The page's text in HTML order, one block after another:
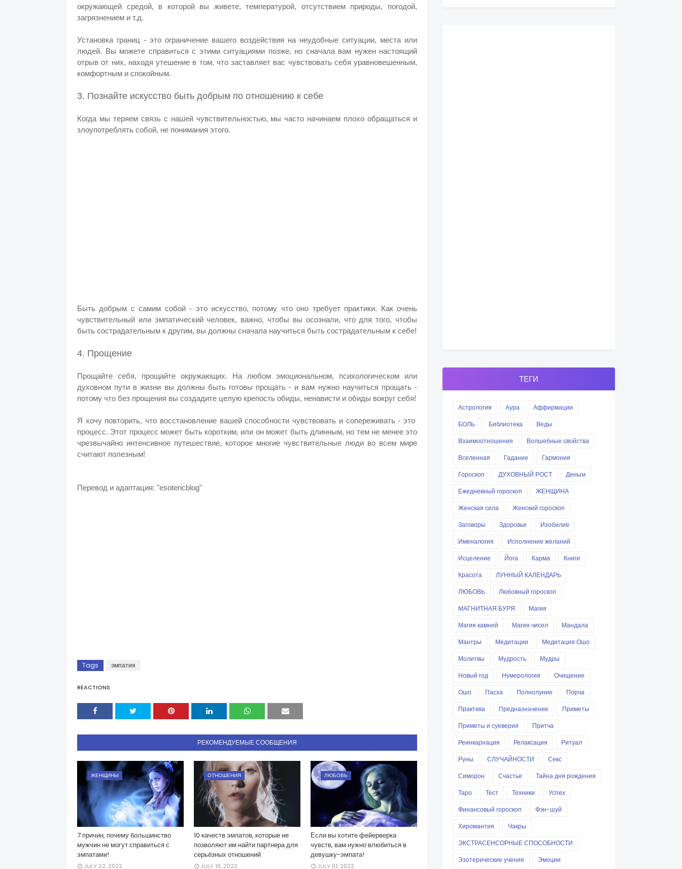
окружающей средой, в которой вы живете, температурой, отсутствием природы, погодой,
загрязнением и т.д.
Установка границ - это ограничение вашего воздействия на неудобные ситуации, места или
людей. Вы можете справиться с этими ситуациями позже, но сначала вам нужен настоящий
отрыв от них, находя утешение в том, что заставляет вас чувствовать себя уравновешенным,
комфортным и спокойным.
3. Познайте искусство быть добрым по отношению к себе
Когда мы теряем связь с нашей чувствительностью, мы часто начинаем плохо обращаться и
злоупотреблять собой, не понимания этого.
Быть добрым с самим собой - это искусство, потому что оно требует практики. Как очень
чувствительный или эмпатический человек, важно, чтобы вы осознали, что для того, чтобы
быть сострадательным к другим, вы должны сначала научиться быть сострадательным к себе!
4. Прощение
Прощайте себя, прощайте окружающих. На любом эмоциональном, психологическом или
духовном пути в жизни вы должны быть готовы прощать - и вам нужно научиться прощать -
потому что без прощения вы создадите целую крепость обиды, ненависти и обиды вокруг себя!
Я хочу повторить, что восстановление вашей способности чувствовать и сопереживать - это
процесс. Этот процесс может быть коротким, или он может быть длинным, но тем не менее это
чрезвычайно интенсивное путешествие, которое многие чувствительные люди во всем мире
считают полезным!
Перевод и адаптация: "esotericblog"
Tags эмпатия
REACTIONS
РЕКОМЕНДУЕМЫЕ СООБЩЕНИЯ
ЖЕНЩИНЫ
7 причин, почему большинство
мужчин не могут справиться с
эмпатами!
JULY 22, 2022
ОТНОШЕНИЯ
10 качеств эмпатов, которые не
позволяют им найти партнера для
серьёзных отношений
JULY 10, 2022
ЛЮБОВЬ
Если вы хотите фейерверка
чувств, вам нужно влюбиться в
девушку-эмпата!
JULY 01, 2022
ТЕГИ
Астрология Аура
Аффирмации
БОЛЬ
Библиотека
Веды
Взаимоотношения
Волшебные свойства
Вселенная
Гадание
Гармония
Гороскоп
ДУХОВНЫЙ РОСТ
Деньги
Ежедневный гороскоп
ЖЕНЩИНА
Женская сила
Женский гороскоп
Заговоры
Здоровье
Изобилие
Именалогия
Исполнение желаний
Исцеление
Йога Карма
Книги
Красота
ЛУННЫЙ КАЛЕНДАРЬ
ЛЮБОВЬ
Любовный гороскоп
МАГНИТНАЯ БУРЯ
Магия
Магия камней
Магия чисел
Мандала
Мантры
Медитации
Медитация Ошо
Молитвы
Мудрость
Мудры
Новый год
Нумерология
Очищение
Ошо
Пасха Полнолуние
Порча
Практика
Предназначение
Приметы
Приметы и суеверия
Притча
Реинкарнация
Релаксация
Ритуал
Руны
СЛУЧАЙНОСТИ
Секс
Симорон
Счастье
Тайна дня рождения
Таро
Тест Техники
Успех
Финансовый гороскоп
Фэн-шуй
Хиромантия
Чакры
ЭКСТРАСЕНСОРНЫЕ СПОСОБНОСТИ
Эзотерические учения
Эмоции